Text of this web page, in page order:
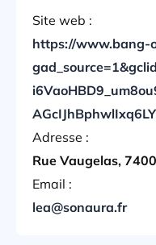
Site web :
https://www.bang-
Adresse :
Rue Vaugelas,
Email :
lea@sonaura.fr